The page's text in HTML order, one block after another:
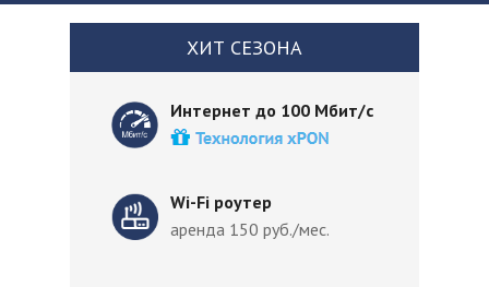
Wi-Fi роутер
аренда 150 руб./мес.
Интернет до 100 Мбит/с
ХИТ СЕЗОНА